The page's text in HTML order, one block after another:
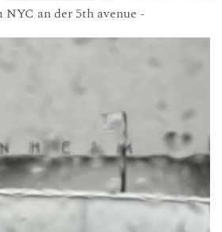
an der 5th avenue -